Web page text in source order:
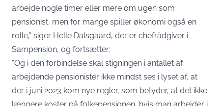
arbejde nogle timer eller mere om ugen som
pensionist, men for mange spiller økonomi også en
rolle,” siger Helle Dalsgaard, der er chefrådgiver i
Sampension, og fortsætter:
“Og i den forbindelse skal stigningen i antallet af
arbejdende pensionister ikke mindst ses i lyset af, at
der i juni 2023 kom nye regler, som betyder, at det ikke